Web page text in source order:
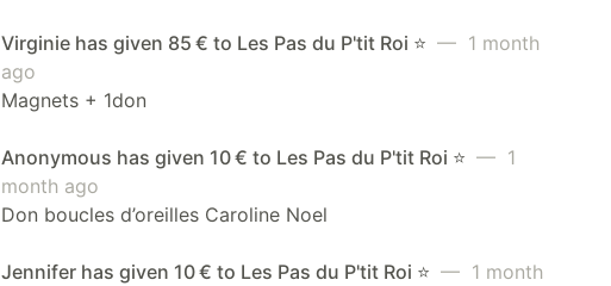
Virginie has given 85 € to Les Pas du P'tit Roi ⭐️ — 1 month
ago
Magnets + 1don
Anonymous has given 10 € to Les Pas du P'tit Roi ⭐️ — 1
month ago
Don boucles d’oreilles Caroline Noel
Jennifer has given 10 € to Les Pas du P'tit Roi ⭐️ — 1 month